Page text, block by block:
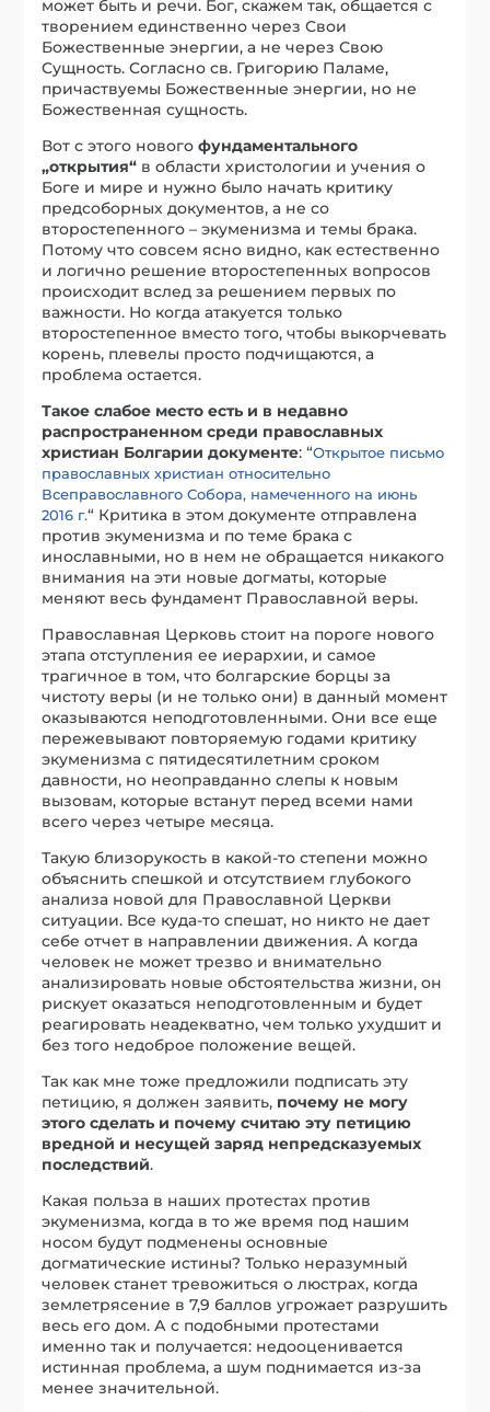
может быть и речи. Бог, скажем так, общается с
творением единственно через Свои
Божественные энергии, а не через Свою
Сущность. Согласно св. Григорию Паламе,
причаствуемы Божественные энергии, но не
Божественная сущность.
Вот с этого новогофундаментального
„открытия“ в области христологии и учения о
Боге и мире и нужно было начать критику
предсоборных документов, а не со
второстепенного – экуменизма и темы брака.
Потому что совсем ясно видно, как естественно
и логично решение второстепенных вопросов
происходит вслед за решением первых по
важности. Но когда атакуется только
второстепенное вместо того, чтобы выкорчевать
корень, плевелы просто подчищаются, а
проблема остается.
Такое слабое место есть и в недавно
распространенном среди православных
христиан Болгарии документе: “Открытое письмо
православных христиан относительно
Всеправославного Собора, намеченного на июнь
2016 г.“ Критика в этом документе отправлена
против экуменизма и по теме брака с
инославными, но в нем не обращается никакого
внимания на эти новые догматы, которые
меняют весь фундамент Православной веры.
Православная Церковь стоит на пороге нового
этапа отступления ее иерархии, и самое
трагичное в том, что болгарские борцы за
чистоту веры (и не только они) в данный момент
оказываются неподготовленными. Они все еще
пережевывают повторяемую годами критику
экуменизма с пятидесятилетним сроком
давности, но неоправданно слепы к новым
вызовам, которые встанут перед всеми нами
всего через четыре месяца.
Такую близорукость в какой-то степени можно
объяснить спешкой и отсутствием глубокого
анализа новой для Православной Церкви
ситуации. Все куда-то спешат, но никто не дает
себе отчет в направлении движения. А когда
человек не может трезво и внимательно
анализировать новые обстоятельства жизни, он
рискует оказаться неподготовленным и будет
реагировать неадекватно, чем только ухудшит и
без того недоброе положение вещей.
Так как мне тоже предложили подписать эту
петицию, я должен заявить, почему не могу
этого сделать и почему считаю эту петицию
вредной и несущей заряд непредсказуемых
последствий.
Какая польза в наших протестах против
экуменизма, когда в то же время под нашим
носом будут подменены основные
догматические истины? Только неразумный
человек станет тревожиться о люстрах, когда
землетрясение в 7,9 баллов угрожает разрушить
весь его дом. А с подобными протестами
именно так и получается: недооценивается
истинная проблема, а шум поднимается из-за
менее значительной.